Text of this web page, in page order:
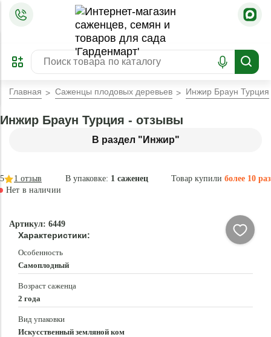
ПРЕДЗАКАЗ
ЗАБРОНИРОВАТЬ
ЛУЧШЕЕ
Главная Саженцы плодовых деревьев Инжир Браун Турция
В раздел "Инжир"
Инжир Браун Турция - отзывы
В упаковке: 1 саженец Товар купили более 10 раз
5 1 отзыв
Нет в наличии
Артикул: 6449
Характеристики:
Особенность
Самоплодный
Возраст саженца
2 года
Вид упаковки
Искусственный земляной ком